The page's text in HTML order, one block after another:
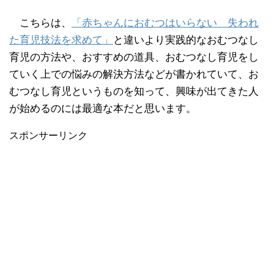
こちらは、
「赤ちゃんにおむつはいらない 失われ
た育児技法を求めて」
と違いより実践的なおむつなし
育児の方法や、おすすめの道具、おむつなし育児をし
ていく上での悩みの解決方法などが書かれていて、お
むつなし育児というものを知って、興味が出てきた人
が始めるのには最適な本だと思います。
スポンサーリンク